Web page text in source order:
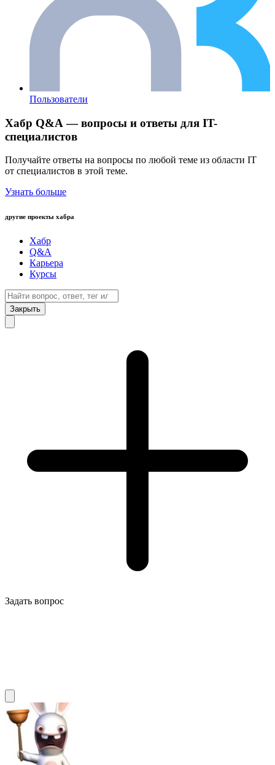
Пользователи
Хабр Q&A — вопросы и ответы для IT-
специалистов
Получайте ответы на вопросы по любой теме из области IT
от специалистов в этой теме.
Узнать больше
другие проекты хабра
Хабр
Q&A
Карьера
Курсы
Закрыть
Задать вопрос